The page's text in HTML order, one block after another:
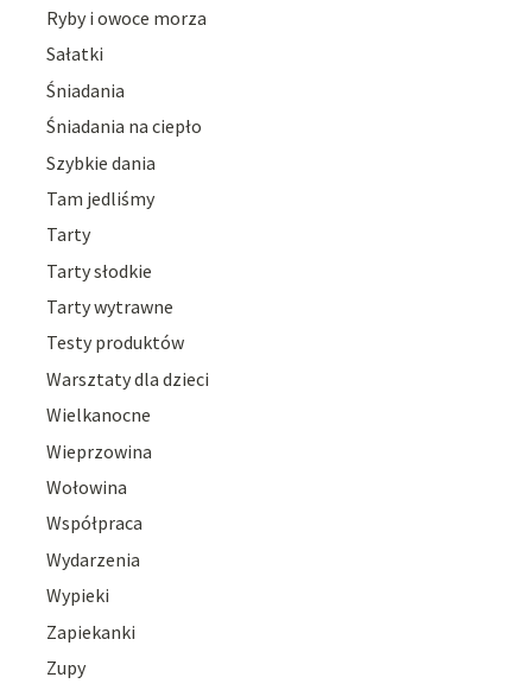
Ryby i owoce morza
Sałatki
Śniadania
Śniadania na ciepło
Szybkie dania
Tam jedliśmy
Tarty
Tarty słodkie
Tarty wytrawne
Testy produktów
Warsztaty dla dzieci
Wielkanocne
Wieprzowina
Wołowina
Współpraca
Wydarzenia
Wypieki
Zapiekanki
Zupy